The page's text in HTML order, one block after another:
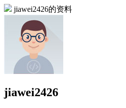
jiawei2426的资料
jiawei2426